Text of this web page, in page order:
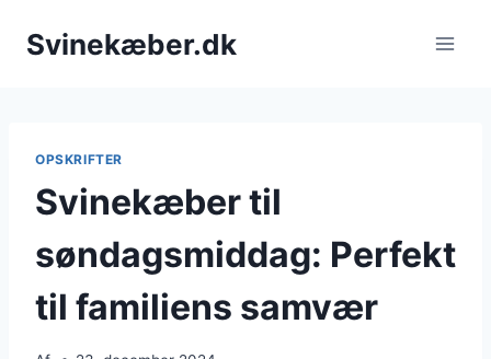
Svinekæber.dk
OPSKRIFTER
Svinekæber til
søndagsmiddag: Perfekt
til familiens samvær